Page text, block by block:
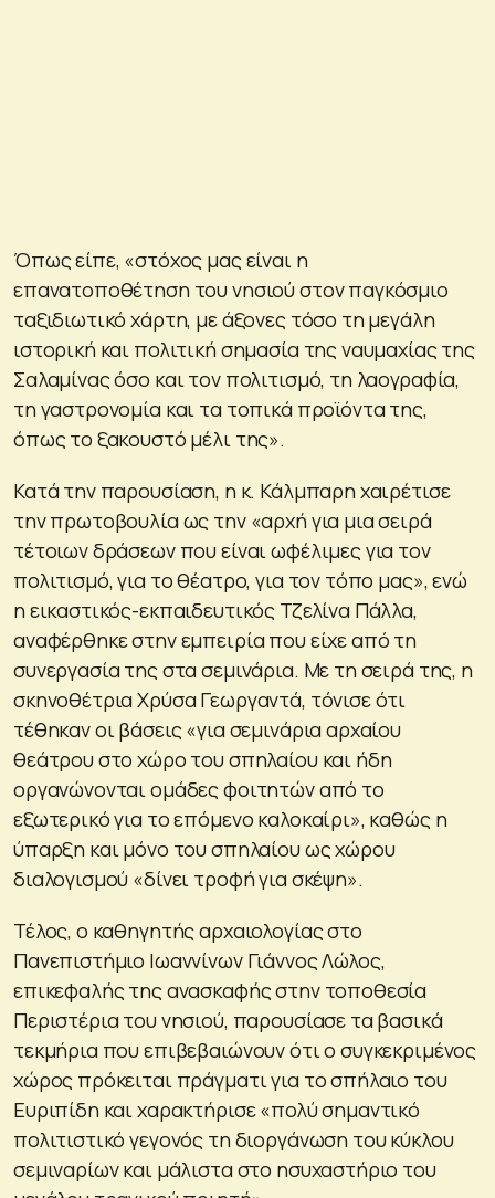
Όπως είπε, «στόχος μας είναι η
επανατοποθέτηση του νησιού στον παγκόσμιο
ταξιδιωτικό χάρτη, με άξονες τόσο τη μεγάλη
ιστορική και πολιτική σημασία της ναυμαχίας της
Σαλαμίνας όσο και τον πολιτισμό, τη λαογραφία,
τη γαστρονομία και τα τοπικά προϊόντα της,
όπως το ξακουστό μέλι της».
Κατά την παρουσίαση, η κ. Κάλμπαρη χαιρέτισε
την πρωτοβουλία ως την «αρχή για μια σειρά
τέτοιων δράσεων που είναι ωφέλιμες για τον
πολιτισμό, για το θέατρο, για τον τόπο μας», ενώ
η εικαστικός-εκπαιδευτικός Τζελίνα Πάλλα,
αναφέρθηκε στην εμπειρία που είχε από τη
συνεργασία της στα σεμινάρια. Με τη σειρά της, η
σκηνοθέτρια Χρύσα Γεωργαντά, τόνισε ότι
τέθηκαν οι βάσεις «για σεμινάρια αρχαίου
θεάτρου στο χώρο του σπηλαίου και ήδη
οργανώνονται ομάδες φοιτητών από το
εξωτερικό για το επόμενο καλοκαίρι», καθώς η
ύπαρξη και μόνο του σπηλαίου ως χώρου
διαλογισμού «δίνει τροφή για σκέψη».
Τέλος, ο καθηγητής αρχαιολογίας στο
Πανεπιστήμιο Ιωαννίνων Γιάννος Λώλος,
επικεφαλής της ανασκαφής στην τοποθεσία
Περιστέρια του νησιού, παρουσίασε τα βασικά
τεκμήρια που επιβεβαιώνουν ότι ο συγκεκριμένος
χώρος πρόκειται πράγματι για το σπήλαιο του
Ευριπίδη και χαρακτήρισε «πολύ σημαντικό
πολιτιστικό γεγονός τη διοργάνωση του κύκλου
σεμιναρίων και μάλιστα στο ησυχαστήριο του